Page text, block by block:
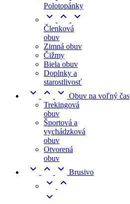
Polotopánky
  
Členková
obuv
Zimná obuv
Čižmy
Biela obuv
Doplnky a
starostlivosť
   Obuv na voľný čas
Trekingová
obuv
Športová a
vychádzková
obuv
Otvorená
obuv
   Brusivo


